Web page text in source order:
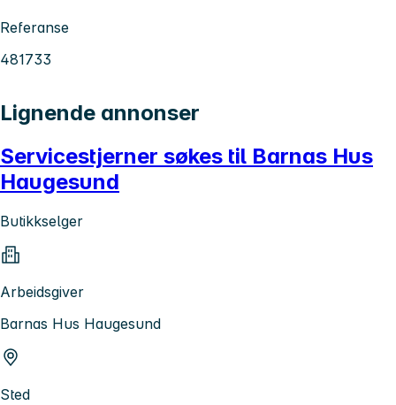
Referanse
481733
Lignende annonser
Servicestjerner søkes til Barnas Hus
Haugesund
Butikkselger
Arbeidsgiver
Barnas Hus Haugesund
Sted